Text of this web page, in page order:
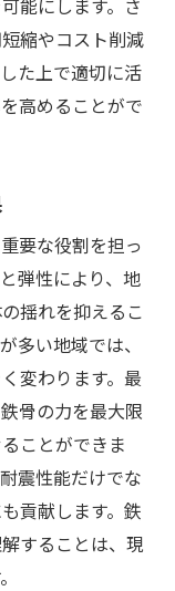
更のポイント
可能性
ンダー選定
の新手法
する鉄骨構
する設計
の利点
の実現
築法
の配置技術
事例
来的アプロー
新
縮やコスト削減
た上で適切に活
高めることがで
要な役割を担っ
弾性により、地
揺れを抑えるこ
多い地域では、
変わります。最
骨の力を最大限
ことができま
震性能だけでな
貢献します。鉄
することは、現